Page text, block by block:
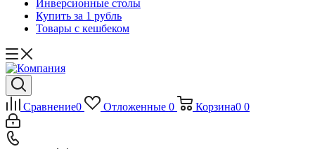
Инверсионные столы
Купить за 1 рубль
Товары с кешбеком
Сравнение0 Отложенные 0 Корзина0 0